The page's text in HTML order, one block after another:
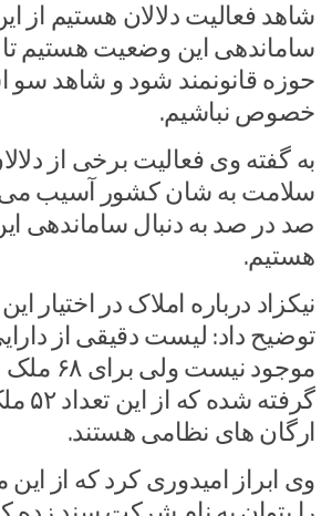
شاهد فعالیت دلالان هستیم از
ساماندهی این وضعیت هستیم تا
حوزه قانونمند شود و شاهد سو
خصوص نباشیم.
به گفته وی فعالیت برخی از
سلامت به شان کشور آسیب
صد در صد به دنبال ساماندهی
هستیم.
نیکزاد درباره املاک در اختیار
توضیح داد: لیست دقیقی از
موجود
گرفته
ارگان های نظامی هستند.
وی ابراز امیدوری کرد که از این